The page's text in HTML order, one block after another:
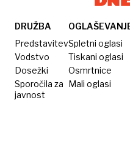
DRUŽBA
Predstavitev
Vodstvo
Dosežki
Sporočila za
javnost
Spletni oglasi
Tiskani oglasi
Osmrtnice
Mali oglasi